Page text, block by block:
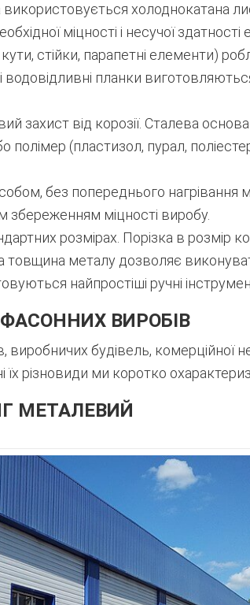
холоднокатана
міцності і несучої здатності
стійки, парапетні елементи)
водовідливні планки
захист від корозії. Сталева
(пластизол, пурал,
без попереднього нагрівання
міцності виробу.
розмірах. Порізка в розмір
товщина металу дозволяє
найпростіші ручні
ВИРОБІВ
будівель, комерційної
різновиди ми коротко
МЕТАЛЕВИЙ